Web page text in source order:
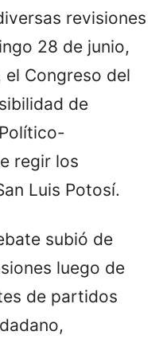
revisiones
28 de junio,
Congreso del
de
regir los
Luis Potosí.
subió de
luego de
de partidos